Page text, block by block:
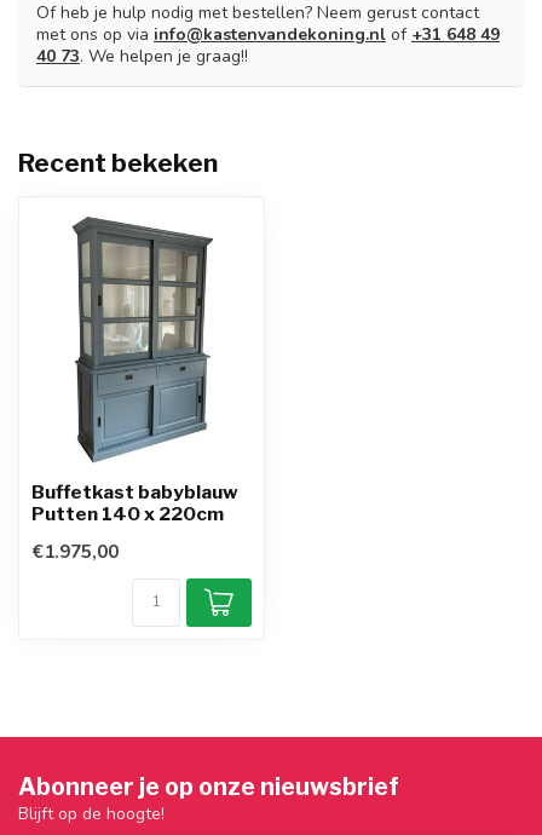
Of heb je hulp nodig met bestellen? Neem gerust contact
met ons op via info@kastenvandekoning.nl of +31 648 49
40 73. We helpen je graag!!
Recent bekeken
Buffetkast babyblauw
Putten 140 x 220cm
€1.975,00
Abonneer je op onze nieuwsbrief
Blijft op de hoogte!